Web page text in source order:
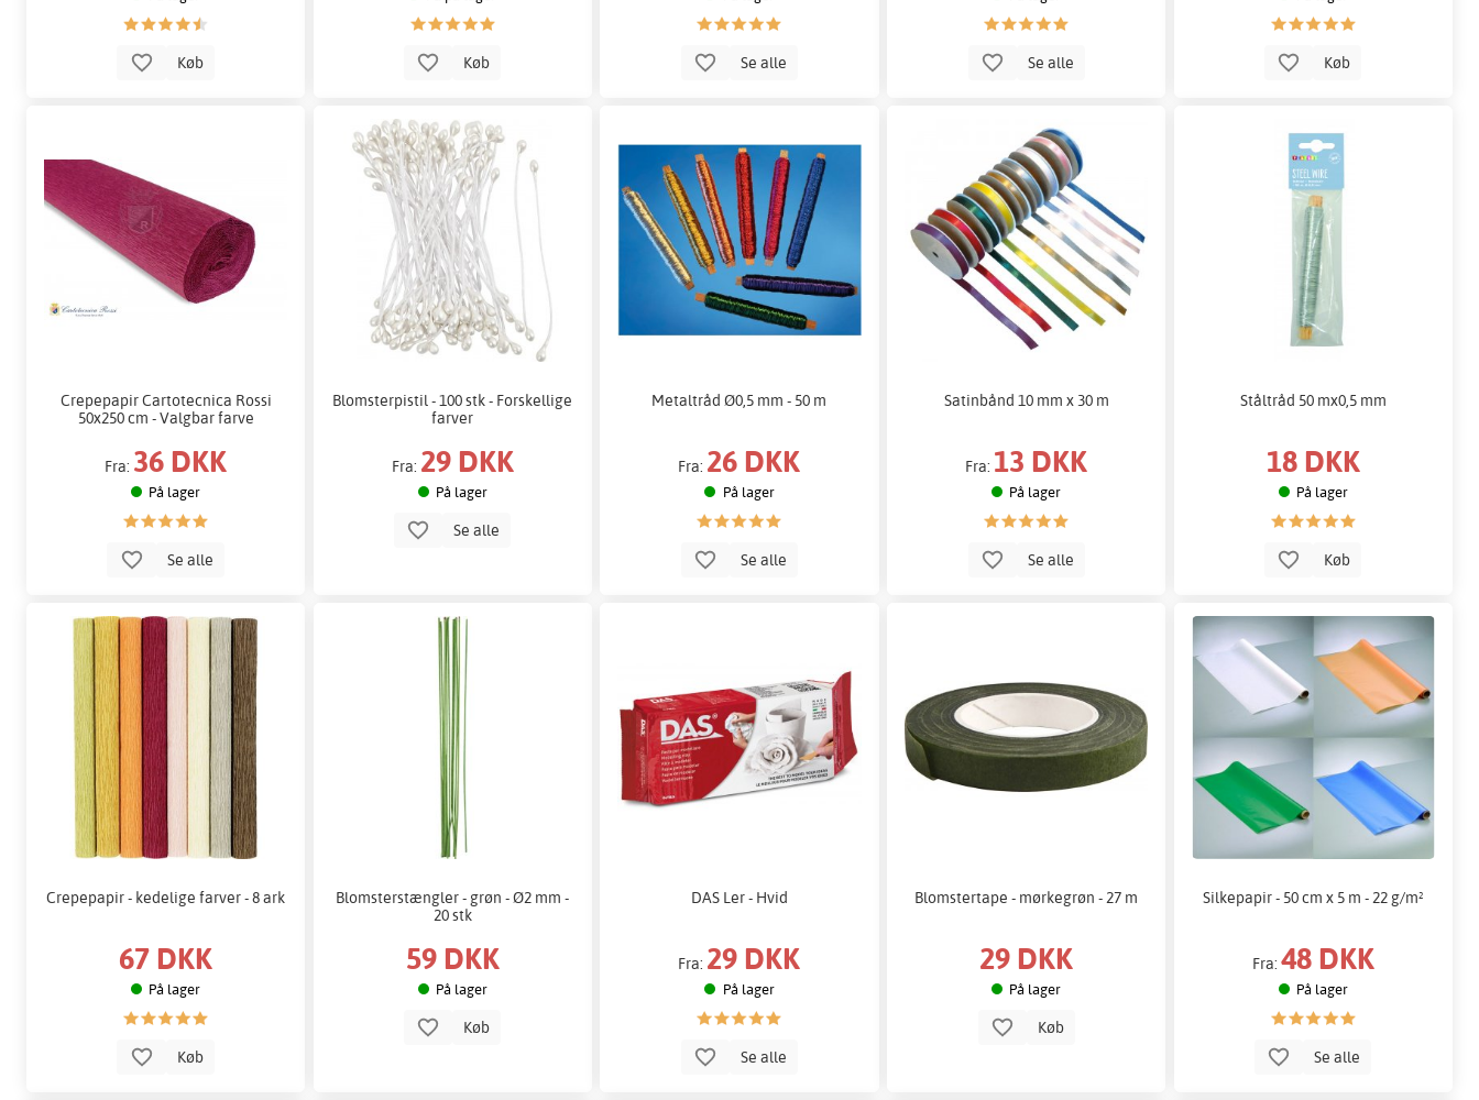
Køb Køb Se alle Se alle Køb
Crepepapir Cartotecnica Rossi
50x250 cm - Valgbar farve
Fra: 36 DKK
På lager
Se alle
Blomsterpistil - 100 stk - Forskellige
farver
Fra: 29 DKK
På lager
Se alle
Metaltråd Ø0,5 mm - 50 m
Fra: 26 DKK
På lager
Se alle
Satinbånd 10 mm x 30 m
Fra: 13 DKK
På lager
Se alle
Ståltråd 50 mx0,5 mm
18 DKK
På lager
Køb
Crepepapir - kedelige farver - 8 ark
67 DKK
På lager
Køb
Blomsterstængler - grøn - Ø2 mm -
20 stk
59 DKK
På lager
Køb
DAS Ler - Hvid
Fra: 29 DKK
På lager
Se alle
Blomstertape - mørkegrøn - 27 m
29 DKK
På lager
Køb
Silkepapir - 50 cm x 5 m - 22 g/m²
Fra: 48 DKK
På lager
Se alle